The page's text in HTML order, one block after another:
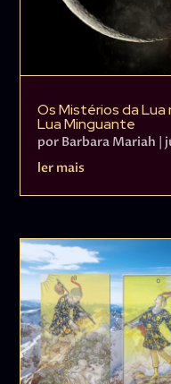
Os Mistérios da
Lua Minguante
por Barbara Mariah
ler mais